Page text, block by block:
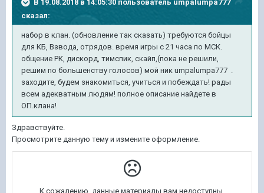
В 19.08.2018 в 14:05:30 пользователь umpalumpa777
сказал:
набор в клан. (обновление так сказать) требуются бойцы
для КБ, Взвода, отрядов. время игры с 21 часа по МСК.
общение РК, дискорд, тимспик, скайп,(пока не решили,
решим по большенству голосов) мой ник umpalumpa777 .
заходите, будем знакомиться, учиться и побеждать! рады
всем адекватным людям! полное описание найдете в
ОП.клана!
Здравствуйте.
Просмотрите данную тему и измените оформление.